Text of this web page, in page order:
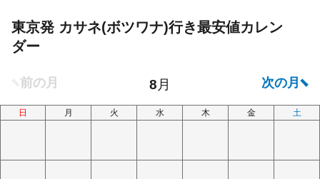
東京発 カサネ(ボツワナ)行き最安値カレン
ダー
日 月 火 水 木 金 土